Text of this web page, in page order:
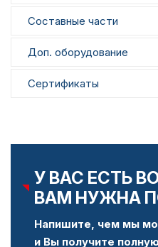
Составные части
Доп. оборудование
Сертификаты
У ВАС ЕСТЬ
ВАМ НУЖНА
Напишите, чем мы
и Вы получите